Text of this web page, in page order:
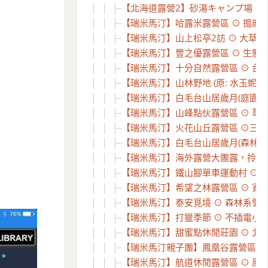
【北海道露營2】砂湯キャンプ場
【瑞米馬汀】哈露米露營區 ⊙ 搗麻
【瑞米馬汀】山上松亭2訪 ⊙ 大草
【瑞米馬汀】豐之優露營區 ⊙ 生態
【瑞米馬汀】十分自然露營區 ⊙ 台
【瑞米馬汀】山林野地 (原: 水玉妮
【瑞米馬汀】白毛台山居歲月(庭園
【瑞米馬汀】山峰點伙露營區 ⊙ 草
【瑞米馬汀】火花山丘露營區 ⊙三
【瑞米馬汀】白毛台山居歲月(森林
【瑞米馬汀】海外露營大團露，拎
【瑞米馬汀】鐵山腳單車運動村 ⊙
【瑞米馬汀】希望之林露營區 ⊙ 寬
【瑞米馬汀】泰安覓境 ⊙ 森林系營
【瑞米馬汀】打獵季節 ⊙ 不插電小
【瑞米馬汀】甜蜜點休閒莊園 ⊙ 北
【瑞米馬汀親子團】鳳凰谷露營區
【瑞米馬汀】航道休閒露營區 ⊙ 原